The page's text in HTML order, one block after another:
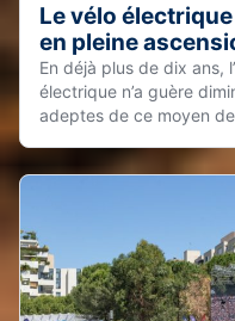
Le vélo
en pleine
En déjà plus de dix ans,
électrique n’a guère
adeptes de ce moyen